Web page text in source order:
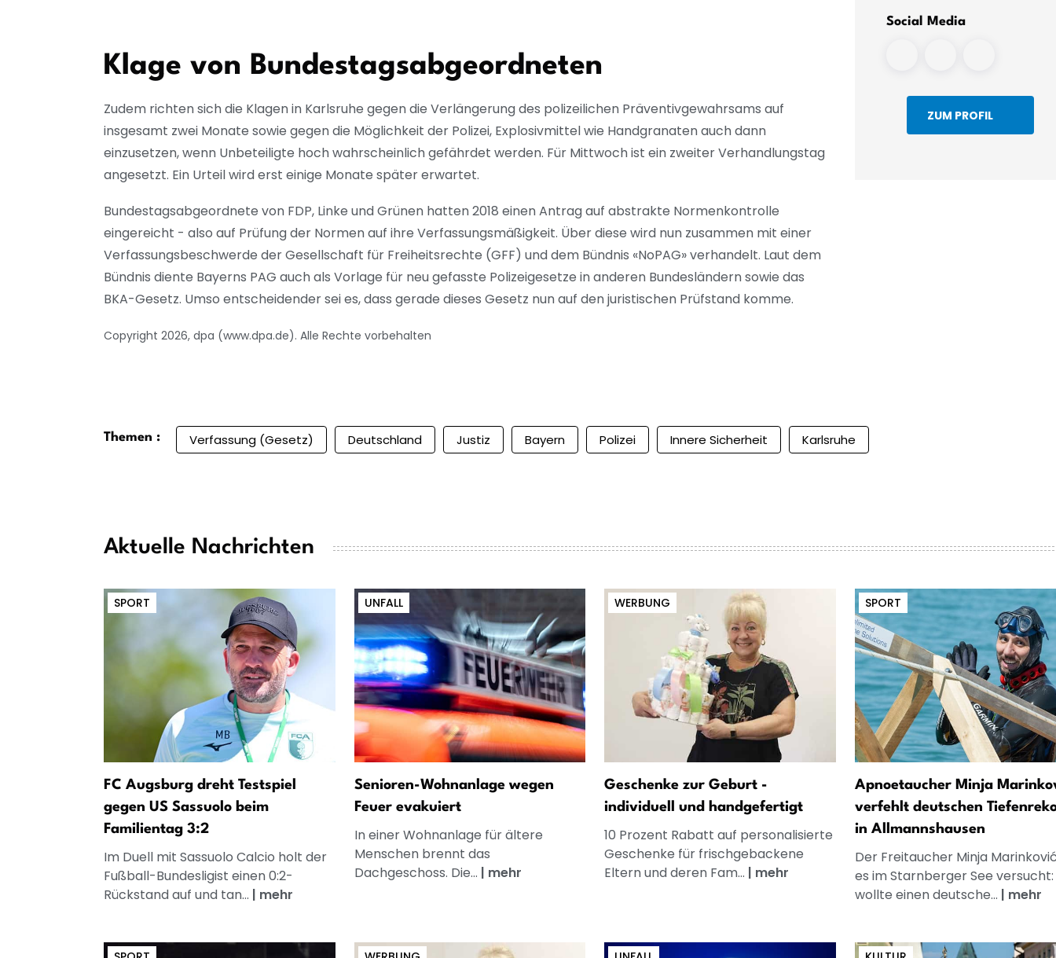
Klage von Bundestagsabgeordneten
Zudem richten sich die Klagen in Karlsruhe gegen die Verlängerung des polizeilichen Präventivgewahrsams auf
insgesamt zwei Monate sowie gegen die Möglichkeit der Polizei, Explosivmittel wie Handgranaten auch dann
einzusetzen, wenn Unbeteiligte hoch wahrscheinlich gefährdet werden. Für Mittwoch ist ein zweiter Verhandlungstag
angesetzt. Ein Urteil wird erst einige Monate später erwartet.
Bundestagsabgeordnete von FDP, Linke und Grünen hatten 2018 einen Antrag auf abstrakte Normenkontrolle
eingereicht - also auf Prüfung der Normen auf ihre Verfassungsmäßigkeit. Über diese wird nun zusammen mit einer
Verfassungsbeschwerde der Gesellschaft für Freiheitsrechte (GFF) und dem Bündnis «NoPAG» verhandelt. Laut dem
Bündnis diente Bayerns PAG auch als Vorlage für neu gefasste Polizeigesetze in anderen Bundesländern sowie das
BKA-Gesetz. Umso entscheidender sei es, dass gerade dieses Gesetz nun auf den juristischen Prüfstand komme.
Copyright 2026, dpa (www.dpa.de). Alle Rechte vorbehalten
Social Media
ZUM PROFIL
Themen : Verfassung (Gesetz) Deutschland Justiz Bayern Polizei Innere Sicherheit Karlsruhe
Aktuelle Nachrichten
SPORT
FC Augsburg dreht Testspiel
gegen US Sassuolo beim
Familientag 3:2
Im Duell mit Sassuolo Calcio holt der
Fußball-Bundesligist einen 0:2-
Rückstand auf und tan... | mehr
UNFALL
Senioren-Wohnanlage wegen
Feuer evakuiert
In einer Wohnanlage für ältere
Menschen brennt das
Dachgeschoss. Die... | mehr
WERBUNG
Geschenke zur Geburt -
individuell und handgefertigt
10 Prozent Rabatt auf personalisierte
Geschenke für frischgebackene
Eltern und deren Fam... | mehr
SPORT
Apnoetaucher Minja
verfehlt deutschen
in Allmannshausen
Der Freitaucher Minja
es im Starnberger See versucht:
wollte einen deutsche... | mehr